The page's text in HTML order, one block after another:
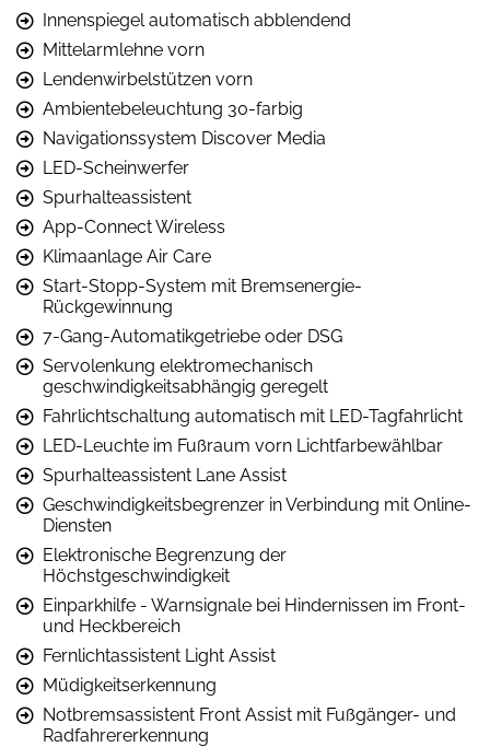
Innenspiegel automatisch abblendend
Mittelarmlehne vorn
Lendenwirbelstützen vorn
Ambientebeleuchtung 30-farbig
Navigationssystem Discover Media
LED-Scheinwerfer
Spurhalteassistent
App-Connect Wireless
Klimaanlage Air Care
Start-Stopp-System mit Bremsenergie-
Rückgewinnung
7-Gang-Automatikgetriebe oder DSG
Servolenkung elektromechanisch
geschwindigkeitsabhängig geregelt
Fahrlichtschaltung automatisch mit LED-Tagfahrlicht
LED-Leuchte im Fußraum vorn Lichtfarbewählbar
Spurhalteassistent Lane Assist
Geschwindigkeitsbegrenzer in Verbindung mit Online-
Diensten
Elektronische Begrenzung der
Höchstgeschwindigkeit
Einparkhilfe - Warnsignale bei Hindernissen im Front-
und Heckbereich
Fernlichtassistent Light Assist
Müdigkeitserkennung
Notbremsassistent Front Assist mit Fußgänger- und
Radfahrererkennung